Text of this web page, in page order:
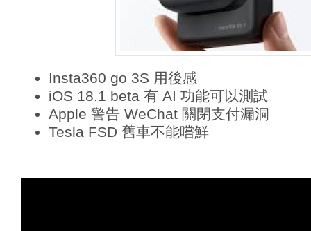
Insta360 go 3S 用後感
iOS 18.1 beta 有 AI 功能可以測試
Apple 警告 WeChat 關閉支付漏洞
Tesla FSD 舊車不能嚐鮮